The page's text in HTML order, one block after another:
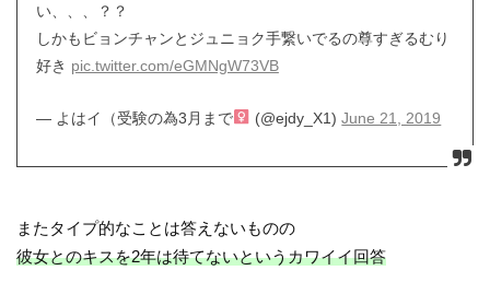
い、、、？？
しかもビョンチャンとジュニョク手繋いでるの尊すぎるむり
好き pic.twitter.com/eGMNgW73VB
— よはイ（受験の為3月まで‍ (@ejdy_X1)June 21, 2019
またタイプ的なことは答えないものの
彼女とのキスを2年は待てないというカワイイ回答